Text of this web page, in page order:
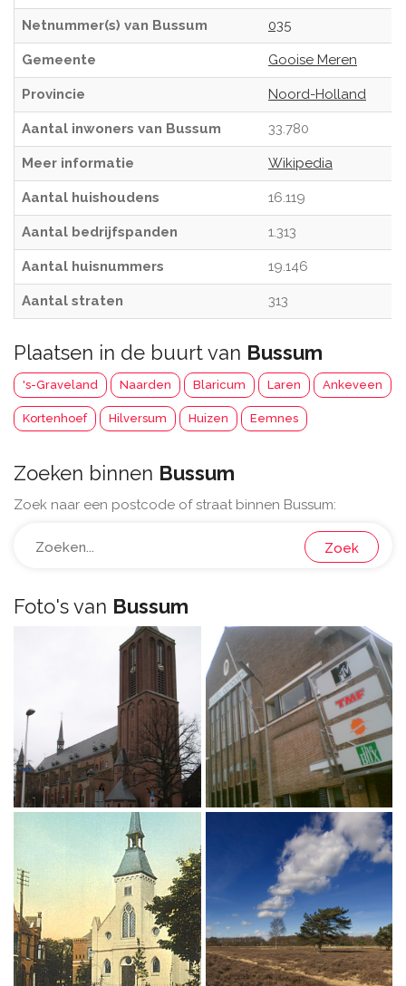
Netnummer(s) van Bussum 035
Gemeente Gooise Meren
Provincie Noord-Holland
Aantal inwoners van Bussum 33.780
Meer informatie Wikipedia
Aantal huishoudens 16.119
Aantal bedrijfspanden 1.313
Aantal huisnummers 19.146
Aantal straten 313
Plaatsen in de buurt van Bussum
's-Graveland Naarden Blaricum Laren Ankeveen
Kortenhoef Hilversum Huizen Eemnes
Zoeken binnen Bussum
Zoek naar een postcode of straat binnen Bussum:
Zoek
Foto's van Bussum